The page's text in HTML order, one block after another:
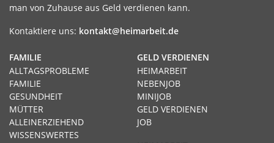
man von Zuhause aus Geld verdienen kann.
Kontaktiere uns: kontakt@heimarbeit.de
GELD VERDIENEN
HEIMARBEIT
NEBENJOB
MINIJOB
GELD VERDIENEN
JOB
FAMILIE
ALLTAGSPROBLEME
FAMILIE
GESUNDHEIT
MÜTTER
ALLEINERZIEHEND
WISSENSWERTES